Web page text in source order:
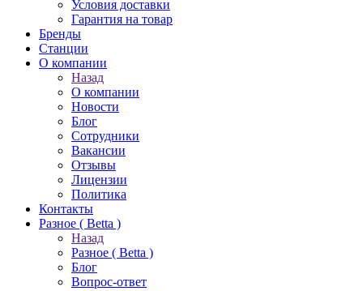
Условия доставки
Гарантия на товар
Бренды
Станции
О компании
Назад
О компании
Новости
Блог
Сотрудники
Вакансии
Отзывы
Лицензии
Политика
Контакты
Разное ( Betta )
Назад
Разное ( Betta )
Блог
Вопрос-ответ